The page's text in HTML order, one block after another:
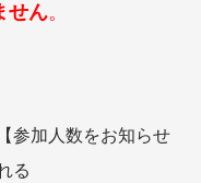
せん。
参加人数をお知らせ
る